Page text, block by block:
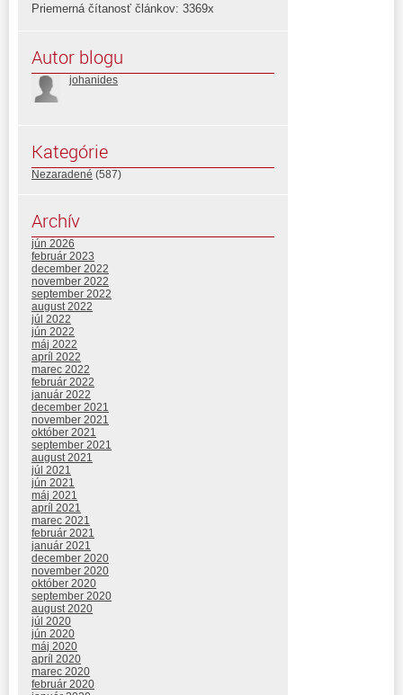
Priemerná čítanosť článkov: 3369x
Autor blogu
johanides
Kategórie
Nezaradené (587)
Archív
jún 2026
február 2023
december 2022
november 2022
september 2022
august 2022
júl 2022
jún 2022
máj 2022
apríl 2022
marec 2022
február 2022
január 2022
december 2021
november 2021
október 2021
september 2021
august 2021
júl 2021
jún 2021
máj 2021
apríl 2021
marec 2021
február 2021
január 2021
december 2020
november 2020
október 2020
september 2020
august 2020
júl 2020
jún 2020
máj 2020
apríl 2020
marec 2020
február 2020